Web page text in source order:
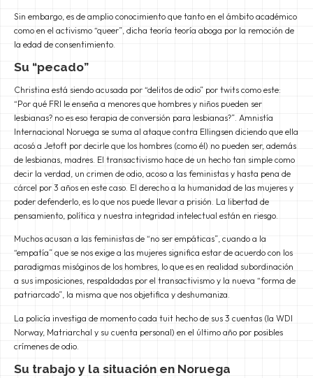
Sin embargo, es de amplio conocimiento que tanto en el ámbito académico
como en el activismo “queer”, dicha teoría teoría aboga por la remoción de
la edad de consentimiento.
Su “pecado”
Christina está siendo acusada por “delitos de odio” por twits como este:
“Por qué FRI le enseña a menores que hombres y niños pueden ser
lesbianas? no es eso terapia de conversión para lesbianas?”. Amnistía
Internacional Noruega se suma al ataque contra Ellingsen diciendo que ella
acosó a Jetoft por decirle que los hombres (como él) no pueden ser, además
de lesbianas, madres. El transactivismo hace de un hecho tan simple como
decir la verdad, un crimen de odio, acoso a las feministas y hasta pena de
cárcel por 3 años en este caso. El derecho a la humanidad de las mujeres y
poder defenderlo, es lo que nos puede llevar a prisión. La libertad de
pensamiento, política y nuestra integridad intelectual están en riesgo.
Muchos acusan a las feministas de “no ser empáticas”, cuando a la
“empatía” que se nos exige a las mujeres significa estar de acuerdo con los
paradigmas misóginos de los hombres, lo que es en realidad subordinación
a sus imposiciones, respaldadas por el transactivismo y la nueva “forma de
patriarcado”, la misma que nos objetifica y deshumaniza.
La policía investiga de momento cada tuit hecho de sus 3 cuentas (la WDI
Norway, Matriarchal y su cuenta personal) en el último año por posibles
crímenes de odio.
Su trabajo y la situación en Noruega